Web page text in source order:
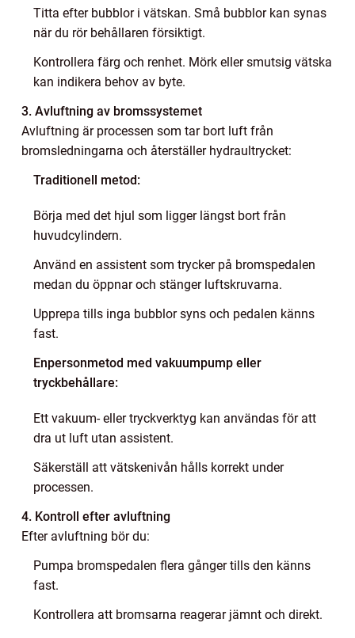
Titta efter bubblor i vätskan. Små bubblor kan synas
när du rör behållaren försiktigt.
Kontrollera färg och renhet. Mörk eller smutsig vätska
kan indikera behov av byte.
3. Avluftning av bromssystemet
Avluftning är processen som tar bort luft från
bromsledningarna och återställer hydraultrycket:
Traditionell metod:
Börja med det hjul som ligger längst bort från
huvudcylindern.
Använd en assistent som trycker på bromspedalen
medan du öppnar och stänger luftskruvarna.
Upprepa tills inga bubblor syns och pedalen känns
fast.
Enpersonmetod med vakuumpump eller
tryckbehållare:
Ett vakuum- eller tryckverktyg kan användas för att
dra ut luft utan assistent.
Säkerställ att vätskenivån hålls korrekt under
processen.
4. Kontroll efter avluftning
Efter avluftning bör du:
Pumpa bromspedalen flera gånger tills den känns
fast.
Kontrollera att bromsarna reagerar jämnt och direkt.